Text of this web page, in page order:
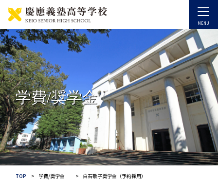
学費/奨学金
TOP 学費/奨学金 白石敬子奨学金（予約採用）